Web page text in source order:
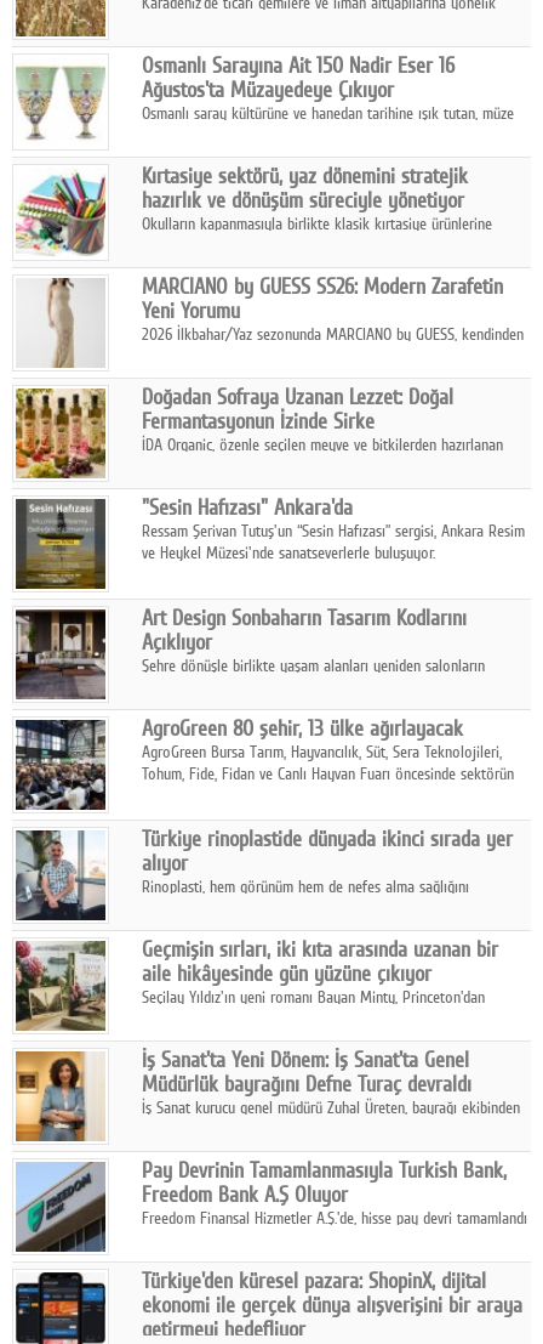
geçirdi.
Osmanlı Sarayına Ait 150 Nadir Eser 16
Ağustos'ta Müzayedeye Çıkıyor
Osmanlı saray kültürüne ve hanedan tarihine ışık tutan, müze
Ağustos'ta Arthill Müzecilik'in düzenleyeceği özel müzayedede
koleksiyonerlerle buluşuyor
Kırtasiye sektörü, yaz dönemini stratejik
hazırlık ve dönüşüm süreciyle yönetiyor
Okulların kapanmasıyla birlikte klasik kırtasiye ürünlerine
sanat ve eğitici aktivite ürünleriyle dinamik bir biçimde
geçiriyor.
MARCIANO by GUESS SS26: Modern Zarafetin
Yeni Yorumu
2026 İlkbahar/Yaz sezonunda MARCIANO by GUESS, kendinden
Doğadan Sofraya Uzanan Lezzet: Doğal
Fermantasyonun İzinde Sirke
İDA Organic, özenle seçilen meyve ve bitkilerden hazırlanan
sofralarına taşıyor.
"Sesin Hafızası" Ankara'da
Ressam Şerivan Tutuş'un “Sesin Hafızası” sergisi, Ankara Resim
ve Heykel Müzesi'nde sanatseverlerle buluşuyor.
Art Design Sonbaharın Tasarım Kodlarını
Açıklıyor
Şehre dönüşle birlikte yaşam alanları yeniden salonların
sonbaharın tasarım kodlarını açıklıyor.
AgroGreen 80 şehir, 13 ülke ağırlayacak
AgroGreen Bursa Tarım, Hayvancılık, Süt, Sera Teknolojileri,
Tohum, Fide, Fidan ve Canlı Hayvan Fuarı öncesinde sektörün
Türkiye rinoplastide dünyada ikinci sırada yer
alıyor
Rinoplasti, hem görünüm hem de nefes alma sağlığını
biri konumunda.
Geçmişin sırları, iki kıta arasında uzanan bir
aile hikâyesinde gün yüzüne çıkıyor
Seçilay Yıldız'ın yeni romanı Bayan Minty, Princeton'dan
katmanlı bir aile hikâyesi anlatıyor.
İş Sanat'ta Yeni Dönem: İş Sanat'ta Genel
Müdürlük bayrağını Defne Turaç devraldı
İş Sanat kurucu genel müdürü Zuhal Üreten, bayrağı ekibinden
Pay Devrinin Tamamlanmasıyla Turkish Bank,
Freedom Bank A.Ş Oluyor
Freedom Finansal Hizmetler A.Ş.'de, hisse pay devri tamamlandı
Turkish Bank'ın ticaret unvanının “Freedom Bank A.Ş.” olmasına
karar verildi.
Türkiye'den küresel pazara: ShopinX, dijital
ekonomi ile gerçek dünya alışverişini bir araya
getirmeyi hedefliyor